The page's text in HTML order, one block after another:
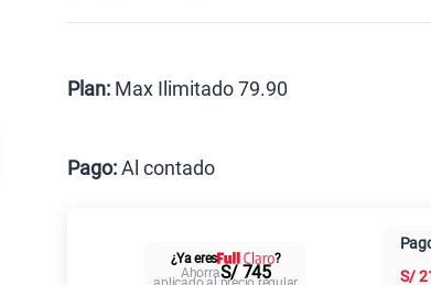
Plan: Max Ilimitado 79.90
Pago:Al contado
Cuotas
¿Ya eres
?
AhorraS/ 745
S/